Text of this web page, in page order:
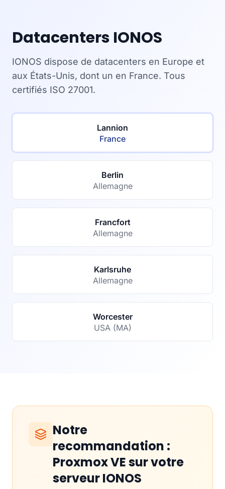
Datacenters IONOS
IONOS dispose de datacenters en Europe et
aux États-Unis, dont un en France. Tous
certifiés ISO 27001.
Lannion
France
Berlin
Allemagne
Francfort
Allemagne
Karlsruhe
Allemagne
Worcester
USA (MA)
Notre
recommandation :
Proxmox VE sur votre
serveur IONOS